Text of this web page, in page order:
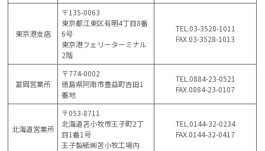
東京港支店
〒135-0063
東京都江東区有明4丁目8番
6号
東京港フェリーターミナル
2階
TEL.03-3528-1011
FAX.03-3528-1013
富岡営業所
〒774-0002
徳島県阿南市豊益町吉田1
番地
TEL.0884-23-0521
FAX.0884-23-0107
北海道営業所
〒053-8711
北海道苫小牧市王子町2丁
目1番1号
王子製紙㈱苫小牧工場内
TEL.0144-32-0234
FAX.0144-32-0417